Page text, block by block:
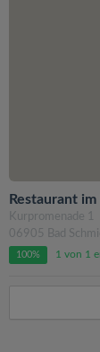
Restaurant
Kurpromenade 1
06905 Bad
100% 1 von 1